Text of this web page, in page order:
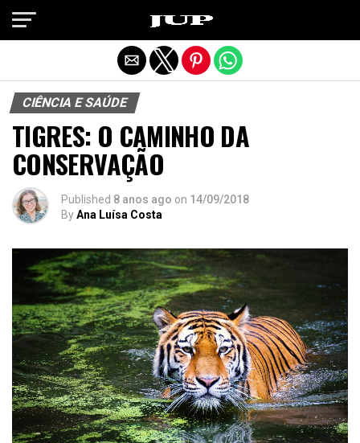
CIÊNCIA E SAÚDE
TIGRES: O CAMINHO DA
CONSERVAÇÃO
Published 8 anos ago on 14/09/2018
ByAna Luísa Costa
Exit mobile version